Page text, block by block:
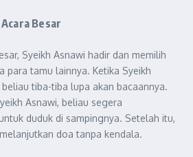
Besar
Syeikh Asnawi hadir dan memilih
para tamu lainnya. Ketika Syeikh
tiba-tiba lupa akan bacaannya.
Asnawi, beliau segera
duduk di sampingnya. Setelah itu,
doa tanpa kendala.